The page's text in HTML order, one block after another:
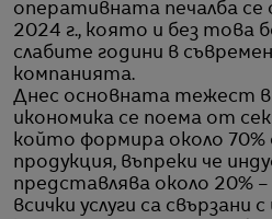
оперативната печалба се
2024 г., която и без това
слабите години в
компанията.
Днес основната тежест в
икономика се поема от
който формира около
продукция, въпреки че
представлява около 20%
всички услуги са свързани